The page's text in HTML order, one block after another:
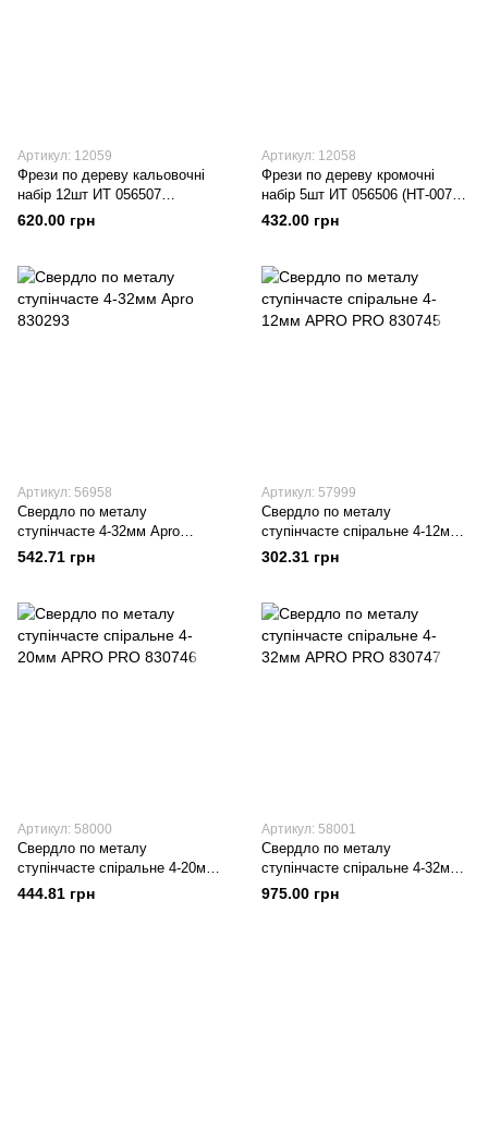
Артикул: 12059
Фрези по дереву кальовочні
набір 12шт ИТ 056507
(НТ-0077) (шт.)
620.00 грн
Артикул: 12058
Фрези по дереву кромочні
набір 5шт ИТ 056506 (НТ-0076)
(шт.)
432.00 грн
Артикул: 56958
Свердло по металу
ступінчасте 4-32мм Apro
830293
542.71 грн
Артикул: 57999
Свердло по металу
ступінчасте спіральне 4-12мм
APRO PRO 830745
302.31 грн
Артикул: 58000
Свердло по металу
ступінчасте спіральне 4-20мм
APRO PRO 830746
444.81 грн
Артикул: 58001
Свердло по металу
ступінчасте спіральне 4-32мм
APRO PRO 830747
975.00 грн